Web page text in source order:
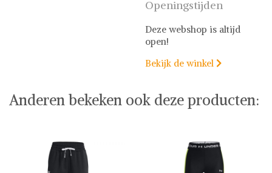
Openingstijden
Deze webshop is altijd
open!
Bekijk de winkel 
Anderen bekeken ook deze producten: